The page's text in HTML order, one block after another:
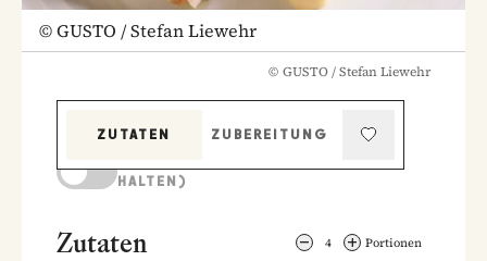
©GUSTO / Stefan Liewehr
© GUSTO / Stefan Liewehr
ZUTATEN
ZUBEREITUNG
HALTEN)
Zutaten 4 Portionen